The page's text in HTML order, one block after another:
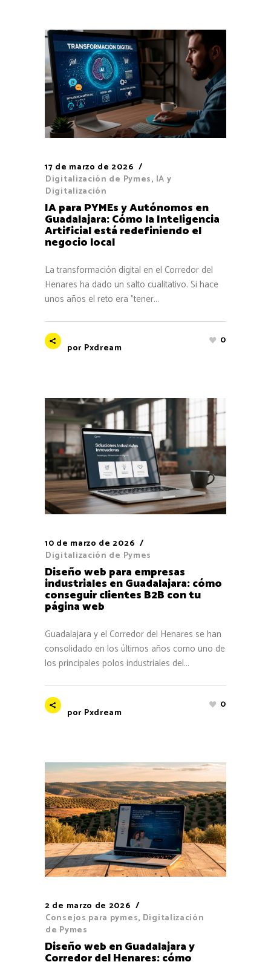
17 de marzo de 2026
Digitalización de Pymes, IA y
Digitalización
IA para PYMEs y Autónomos en
Guadalajara: Cómo la Inteligencia
Artificial está redefiniendo el
negocio local
La transformación digital en el Corredor del
Henares ha dado un salto cualitativo. Si hace
unos años el reto era "tener...
por Pxdream
0
10 de marzo de 2026
Digitalización de Pymes
Diseño web para empresas
industriales en Guadalajara: cómo
conseguir clientes B2B con tu
página web
Guadalajara y el Corredor del Henares se han
consolidado en los últimos años como uno de
los principales polos industriales del...
por Pxdream
0
2 de marzo de 2026
Consejos para pymes, Digitalización
de Pymes
Diseño web en Guadalajara y
Corredor del Henares: cómo